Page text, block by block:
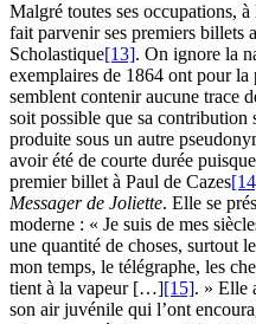
Malgré toutes ses occupations,
fait parvenir ses premiers billets
Scholastique[13]. On ignore la
exemplaires de 1864 ont pour
semblent contenir aucune trace
soit possible que sa contribution
produite sous un autre
avoir été de courte durée
premier billet à Paul de Cazes
Messager de Joliette. Elle se
moderne : « Je suis de mes
une quantité de choses, surtout
mon temps, le télégraphe, les
tient à la vapeur […][15]. » Elle
son air juvénile qui l’ont